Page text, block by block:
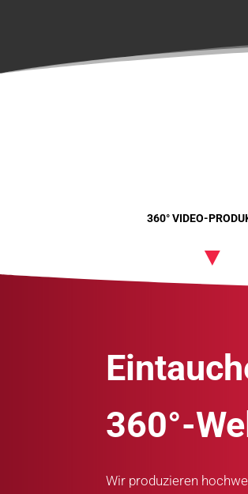
360° VIDEO-
▼
360°-
Wir produzieren